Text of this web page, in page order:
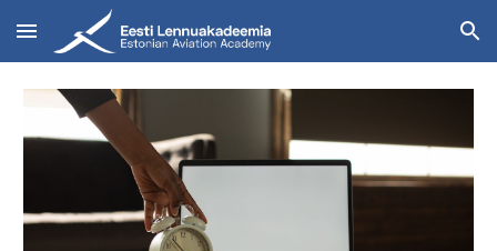
Skip to main content Skip to navigation